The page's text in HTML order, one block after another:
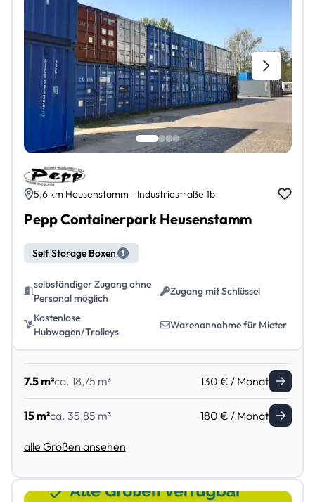
5,6 km Heusenstamm - Industriestraße 1b
Pepp Containerpark Heusenstamm
Self Storage Boxen
selbständiger Zugang ohne
Personal möglich
Zugang mit Schlüssel
Kostenlose
Hubwagen/Trolleys
Warenannahme für Mieter
7.5 m²ca. 18,75 m³ 130 € / Monat
15 m²ca. 35,85 m³ 180 € / Monat
alle Größen ansehen